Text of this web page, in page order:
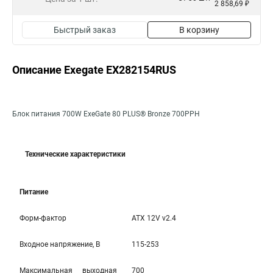
2 858,69 ₽
Быстрый заказ В корзину
Описание Exegate EX282154RUS
Блок питания 700W ExeGate 80 PLUS® Bronze 700PPH
Технические характеристики
Питание
Форм-фактор ATX 12V v2.4
Входное напряжение, В 115-253
Максимальная выходная 700